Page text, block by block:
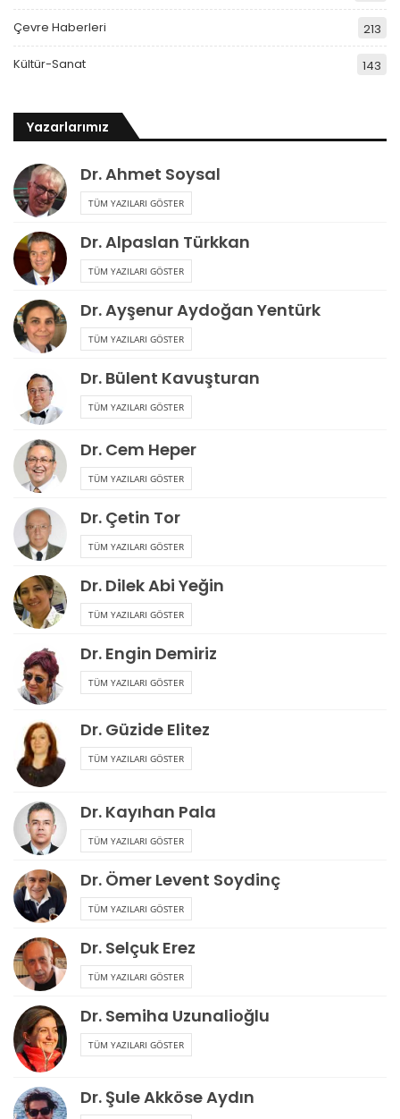
Çevre Haberleri 213
Kültür-Sanat 143
Yazarlarımız
Dr. Ahmet Soysal
TÜM YAZILARI GÖSTER
Dr. Alpaslan Türkkan
TÜM YAZILARI GÖSTER
Dr. Ayşenur Aydoğan Yentürk
TÜM YAZILARI GÖSTER
Dr. Bülent Kavuşturan
TÜM YAZILARI GÖSTER
Dr. Cem Heper
TÜM YAZILARI GÖSTER
Dr. Çetin Tor
TÜM YAZILARI GÖSTER
Dr. Dilek Abi Yeğin
TÜM YAZILARI GÖSTER
Dr. Engin Demiriz
TÜM YAZILARI GÖSTER
Dr. Güzide Elitez
TÜM YAZILARI GÖSTER
Dr. Kayıhan Pala
TÜM YAZILARI GÖSTER
Dr. Ömer Levent Soydinç
TÜM YAZILARI GÖSTER
Dr. Selçuk Erez
TÜM YAZILARI GÖSTER
Dr. Semiha Uzunalioğlu
TÜM YAZILARI GÖSTER
Dr. Şule Akköse Aydın